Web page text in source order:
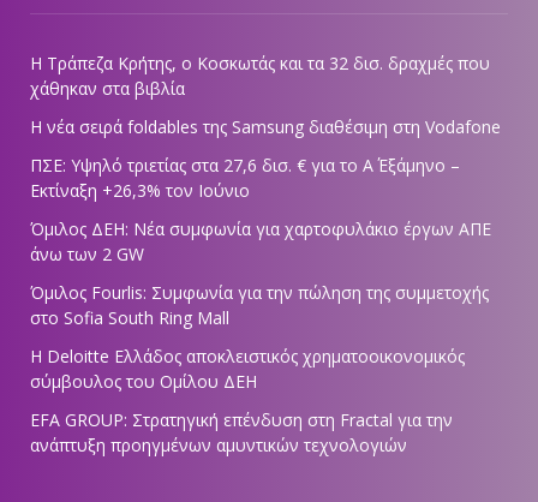
Η Τράπεζα Κρήτης, ο Κοσκωτάς και τα 32 δισ. δραχμές που
χάθηκαν στα βιβλία
Η νέα σειρά foldables της Samsung διαθέσιμη στη Vodafone
ΠΣΕ: Υψηλό τριετίας στα 27,6 δισ. € για το Α΄ Εξάμηνο –
Εκτίναξη +26,3% τον Ιούνιο
Όμιλος ΔΕΗ: Νέα συμφωνία για χαρτοφυλάκιο έργων ΑΠΕ
άνω των 2 GW
Όμιλος Fourlis: Συμφωνία για την πώληση της συμμετοχής
στο Sofia South Ring Mall
Η Deloitte Ελλάδος αποκλειστικός χρηματοοικονομικός
σύμβουλος του Ομίλου ΔΕΗ
EFA GROUP: Στρατηγική επένδυση στη Fractal για την
ανάπτυξη προηγμένων αμυντικών τεχνολογιών